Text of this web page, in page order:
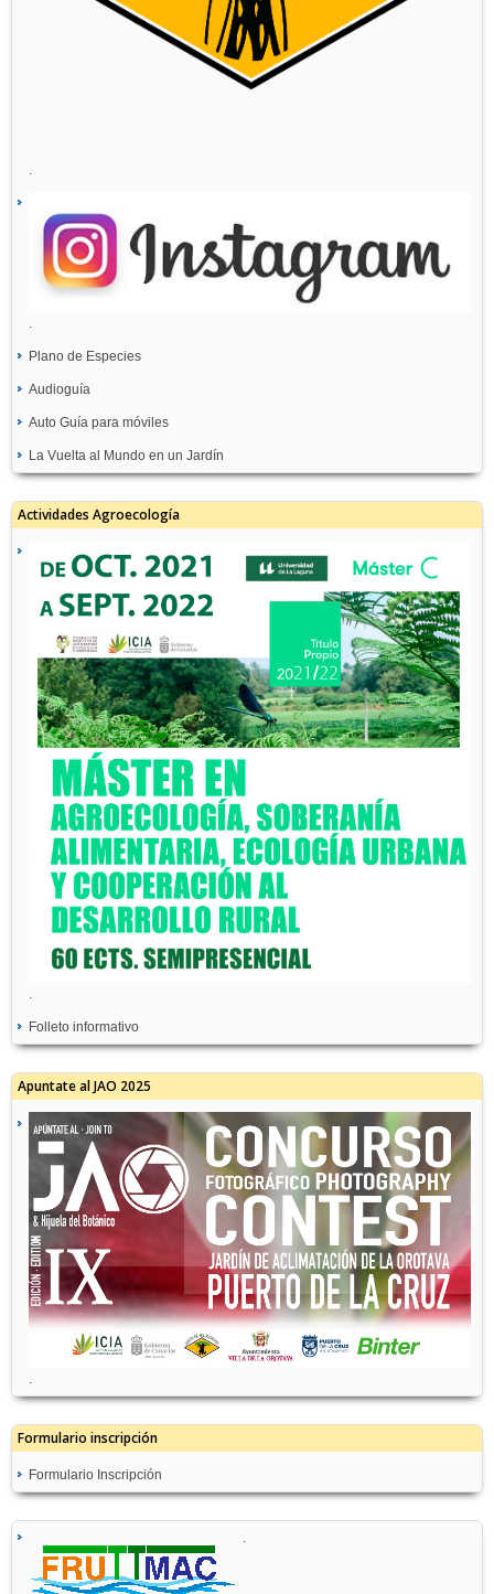
.
.
Plano de Especies
Audioguía
Auto Guía para móviles
La Vuelta al Mundo en un Jardín
Actividades Agroecología
.
Folleto informativo
Apuntate al JAO 2025
Formulario inscripción
Formulario Inscripción